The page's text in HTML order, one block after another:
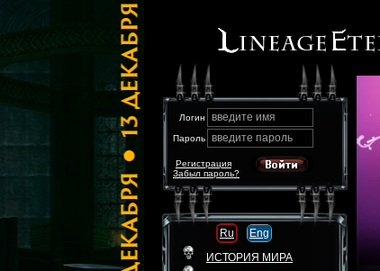
Логин введите имя
Пароль введите пароль
Забыл пароль?
Регистрация
Ru
Eng
ИСТОРИЯ МИРА